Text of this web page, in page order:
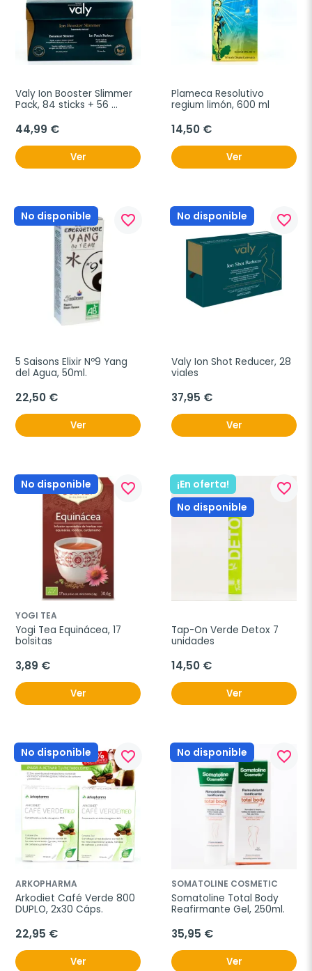
Valy Ion Booster Slimmer
Pack, 84 sticks + 56
44,99 €
Ver
Plameca Resolutivo
regium limón, 600 ml
14,50 €
Ver
No disponible favorite_border
5 Saisons Elixir Nº9 Yang
del Agua, 50ml.
22,50 €
Ver
No disponible favorite_border
Valy Ion Shot Reducer, 28
viales
37,95 €
Ver
No disponible favorite_border
YOGI TEA
Yogi Tea Equinácea, 17
bolsitas
3,89 €
Ver
¡En oferta!
No disponible
favorite_border
Tap-On Verde Detox 7
unidades
14,50 €
Ver
No disponible favorite_border
ARKOPHARMA
Arkodiet Café Verde 800
DUPLO, 2x30 Cáps.
22,95 €
Ver
No disponible favorite_border
SOMATOLINE COSMETIC
Somatoline Total Body
Reafirmante Gel, 250ml.
35,95 €
Ver